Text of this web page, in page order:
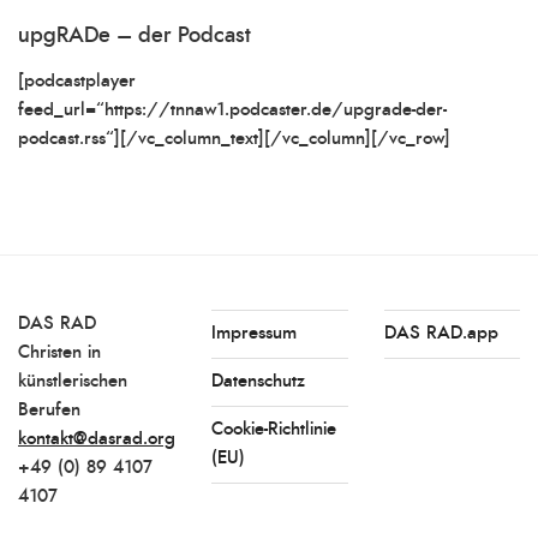
upgRADe – der Podcast
[podcastplayer
feed_url=“https://tnnaw1.podcaster.de/upgrade-der-
podcast.rss“][/vc_column_text][/vc_column][/vc_row]
DAS RAD
Christen in
künstlerischen
Berufen
kontakt@dasrad.org
+49 (0) 89 4107
4107
Impressum
Datenschutz
Cookie-Richtlinie
(EU)
DAS RAD.app